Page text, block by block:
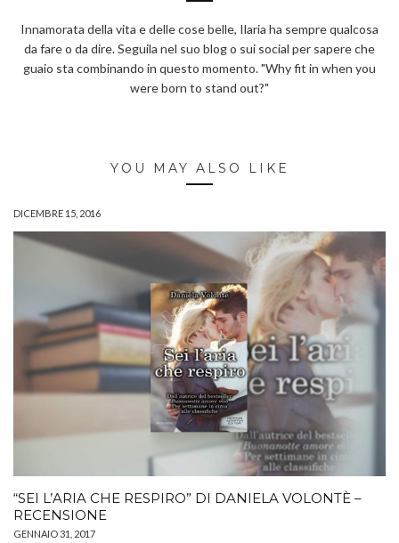
Innamorata della vita e delle cose belle, Ilaria ha sempre qualcosa
da fare o da dire. Seguila nel suo blog o sui social per sapere che
guaio sta combinando in questo momento. "Why fit in when you
were born to stand out?"
YOU MAY ALSO LIKE
DICEMBRE 15, 2016
“SEI L’ARIA CHE RESPIRO” DI DANIELA VOLONTÈ –
RECENSIONE
GENNAIO 31, 2017